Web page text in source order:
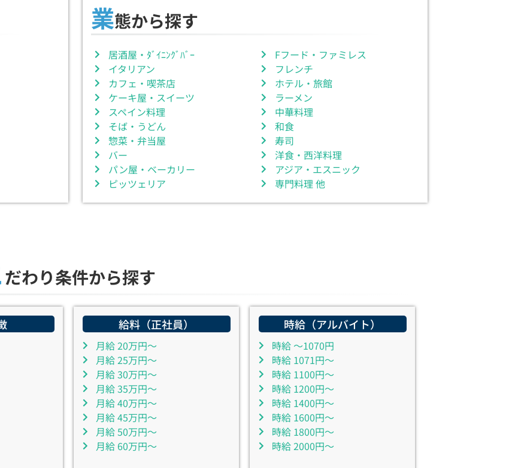
業態から探す
居酒屋・ﾀﾞｲﾆﾝｸﾞﾊﾞｰ
イタリアン
カフェ・喫茶店
ケーキ屋・スイーツ
スペイン料理
そば・うどん
惣菜・弁当屋
バー
パン屋・ベーカリー
ピッツェリア
Fフード・ファミレス
フレンチ
ホテル・旅館
ラーメン
中華料理
和食
寿司
洋食・西洋料理
アジア・エスニック
専門料理 他
だわり条件から探す
給料（正社員）
月給 20万円～
月給 25万円～
月給 30万円～
月給 35万円～
月給 40万円～
月給 45万円～
月給 50万円～
月給 60万円～
時給（アルバイト）
時給 ～1070円
時給 1071円～
時給 1100円～
時給 1200円～
時給 1400円～
時給 1600円～
時給 1800円～
時給 2000円～